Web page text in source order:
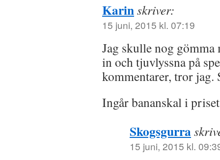
Karinskriver:
15 juni, 2015 kl. 07:19
Jag skulle nog
in och tjuvlyssna på
kommentarer, tror jag.
Ingår bananskal i
Skogsgurra
15 juni, 2015 kl.